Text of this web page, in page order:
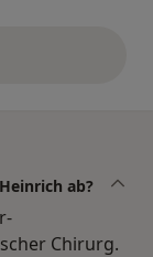
ab?
Chirurg.